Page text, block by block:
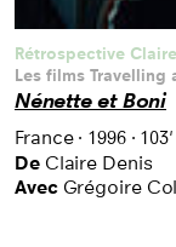
Rétrospective
Les films Travelling
Nénette et Boni
France· 1996· 103'
De Claire Denis
Avec Grégoire